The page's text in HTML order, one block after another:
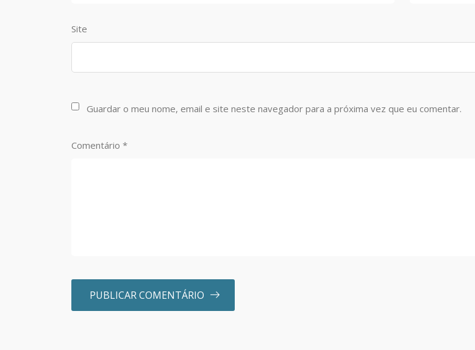
Site
Guardar o meu nome, email e site neste navegador para a próxima vez que eu comentar.
Comentário *